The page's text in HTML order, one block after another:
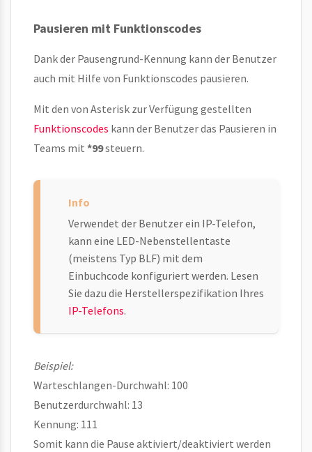
Pausieren mit Funktionscodes
Dank der Pausengrund-Kennung kann der Benutzer
auch mit Hilfe von Funktionscodes pausieren.
Mit den von Asterisk zur Verfügung gestellten
Funktionscodes kann der Benutzer das Pausieren in
Teams mit *99steuern.
Verwendet der Benutzer ein IP-Telefon,
kann eine LED-Nebenstellentaste
(meistens Typ BLF) mit dem
Einbuchcode konfiguriert werden. Lesen
Sie dazu die Herstellerspezifikation Ihres
IP-Telefons.
Beispiel:
Warteschlangen-Durchwahl: 100
Benutzerdurchwahl: 13
Kennung: 111
Somit kann die Pause aktiviert/deaktiviert werden